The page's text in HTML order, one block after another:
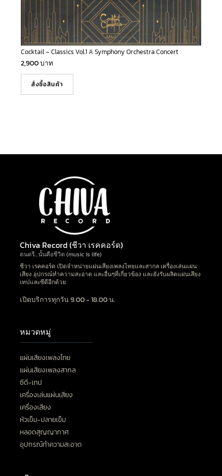
Cocktail – Classics Vol.1 A Symphony Orchestra Concert
2,900บาท
สั่งซื้อสินค้า
Chiva Record (ชีวา เรคคอร์ด)
ดนตรี…นั้นคือชีวิต (music is life)
ชีวา เรคคอร์ด เปิดจำหน่ายแผ่นเสียงเพลงไทยและสากล เครื่องเล่นแผ่น
เสียง อุปกรณ์ทำความสะอาด และอื่นๆที่เกี่ยวข้อง และยังรับผลิตแผ่นเสียง
เทปและซีดีอีกด้วย
เปิดบริการทุกวัน 9.00 - 18.00 น.
หมวดหมู่
แผ่นเสียงเพลงไทย
แผ่นเสียงเพลงสากล
ซีดี-เทป
เครื่องเล่นแผ่นเสียง
เครื่องเสียง
หัวเข็ม-ปลายเข็ม
หลอดสุญญากาศ
อุปกรณ์ทำความสะอาด